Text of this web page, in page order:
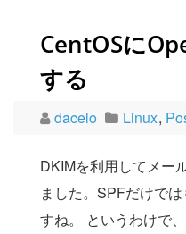
CentOSに
する
dacelo Linux,
DKIMを利用してメー
ました。SPFだけで
すね。 というわけで